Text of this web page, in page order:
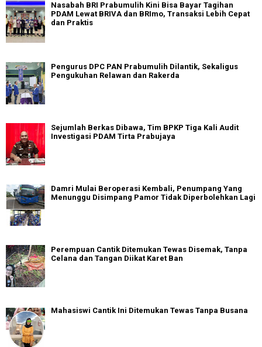
Nasabah BRI Prabumulih Kini Bisa Bayar Tagihan
PDAM Lewat BRIVA dan BRImo, Transaksi Lebih Cepat
dan Praktis
Pengurus DPC PAN Prabumulih Dilantik, Sekaligus
Pengukuhan Relawan dan Rakerda
Sejumlah Berkas Dibawa, Tim BPKP Tiga Kali Audit
Investigasi PDAM Tirta Prabujaya
Damri Mulai Beroperasi Kembali, Penumpang Yang
Menunggu Disimpang Pamor Tidak Diperbolehkan Lagi
Perempuan Cantik Ditemukan Tewas Disemak, Tanpa
Celana dan Tangan Diikat Karet Ban
Mahasiswi Cantik Ini Ditemukan Tewas Tanpa Busana